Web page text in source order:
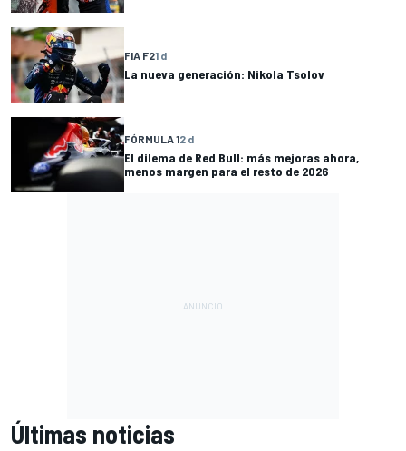
FIA F21 d
La nueva generación: Nikola Tsolov
FÓRMULA 12 d
El dilema de Red Bull: más mejoras ahora,
menos margen para el resto de 2026
Últimas noticias